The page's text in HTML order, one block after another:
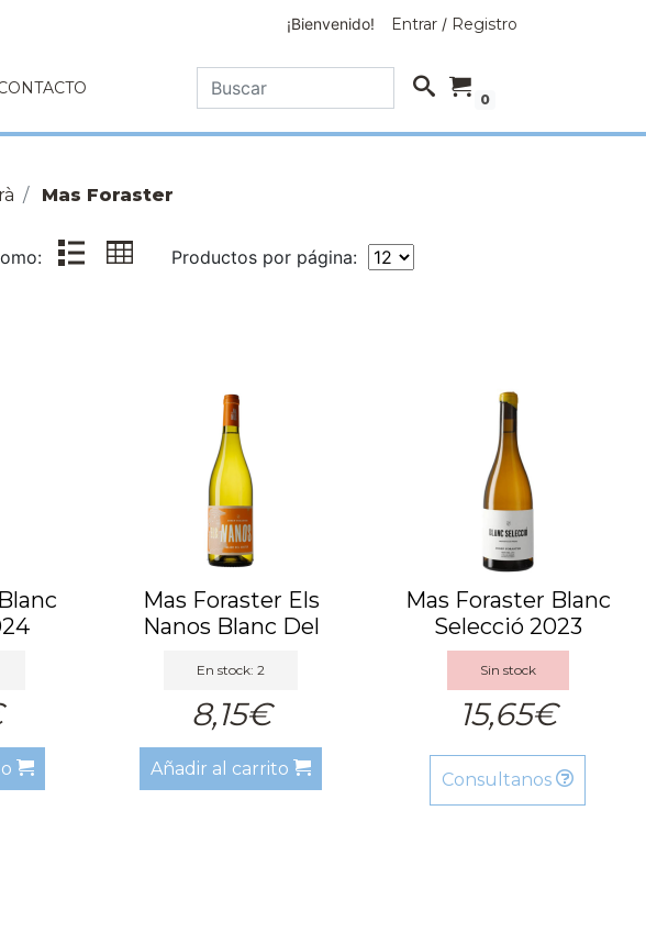
¡Bienvenido! Entrar / Registro
0
Mas Foraster
Productos por página:
Mas Foraster Els
Nanos Blanc Del
En stock: 2
8,15€
Añadir al carrito
Mas Foraster Blanc
Selecció 2023
Sin stock
15,65€
Consultanos